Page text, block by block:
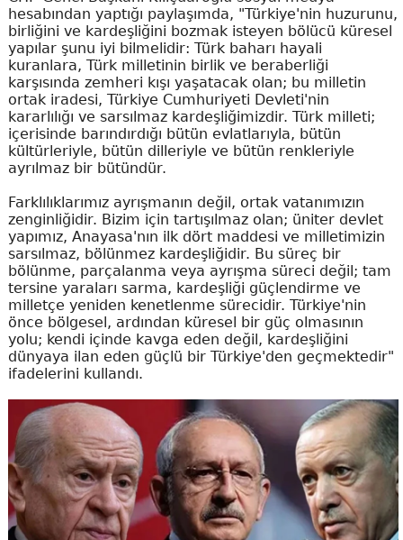
hesabından yaptığı paylaşımda, "Türkiye'nin huzurunu,
birliğini ve kardeşliğini bozmak isteyen bölücü küresel
yapılar şunu iyi bilmelidir: Türk baharı hayali
kuranlara, Türk milletinin birlik ve beraberliği
karşısında zemheri kışı yaşatacak olan; bu milletin
ortak iradesi, Türkiye Cumhuriyeti Devleti'nin
kararlılığı ve sarsılmaz kardeşliğimizdir. Türk milleti;
içerisinde barındırdığı bütün evlatlarıyla, bütün
kültürleriyle, bütün dilleriyle ve bütün renkleriyle
ayrılmaz bir bütündür.
Farklılıklarımız ayrışmanın değil, ortak vatanımızın
zenginliğidir. Bizim için tartışılmaz olan; üniter devlet
yapımız, Anayasa'nın ilk dört maddesi ve milletimizin
sarsılmaz, bölünmez kardeşliğidir. Bu süreç bir
bölünme, parçalanma veya ayrışma süreci değil; tam
tersine yaraları sarma, kardeşliği güçlendirme ve
milletçe yeniden kenetlenme sürecidir. Türkiye'nin
önce bölgesel, ardından küresel bir güç olmasının
yolu; kendi içinde kavga eden değil, kardeşliğini
dünyaya ilan eden güçlü bir Türkiye'den geçmektedir"
ifadelerini kullandı.